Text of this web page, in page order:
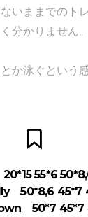
いままでのト
分かりません。
か泳ぐという
55*6
50*8,6 45*7
50*7 45*7